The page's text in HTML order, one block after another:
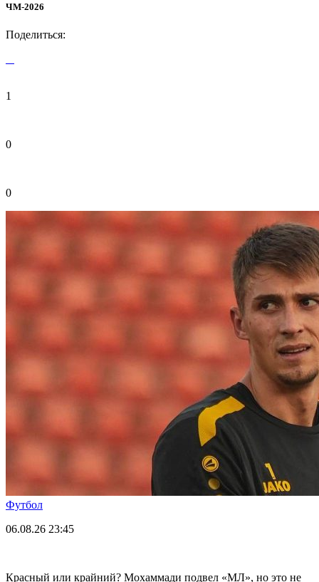
ЧМ-2026
Поделиться:
1
0
0
Футбол
06.08.26 23:45
Красный или крайний? Мохаммади подвел «МЛ», но это не